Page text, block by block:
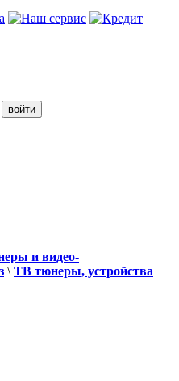
и видео-
\ТВ тюнеры, устройства